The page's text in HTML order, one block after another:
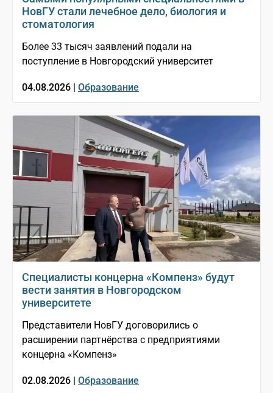
НовГУ стали лечебное дело, биология и
стоматология
Более 33 тысяч заявлений подали на
поступление в Новгородский университет
04.08.2026 | Образование
Специалисты концерна «Компенз» будут
вести занятия в Новгородском
университете
Представители НовГУ договорились о
расширении партнёрства с предприятиями
концерна «Компенз»
02.08.2026 | Образование